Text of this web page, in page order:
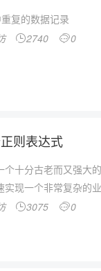
复的数据记录
2740 0
则表达式
个十分古老而又强大
实现一个非常复杂的
3075 0